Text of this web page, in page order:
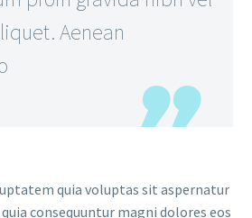
Aenean
quia voluptas sit aspernatur
consequuntur magni dolores eos